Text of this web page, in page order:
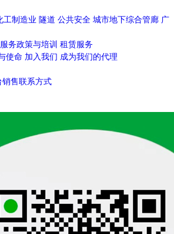
工制造业 隧道 公共安全 城市地下综合管廊 广
服务政策与培训 租赁服务
使命 加入我们 成为我们的代理